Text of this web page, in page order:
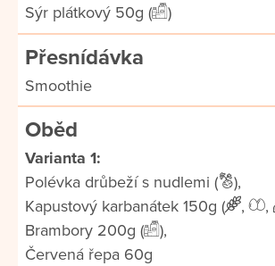
Sýr plátkový 50g (
)
Přesnídávka
Smoothie
Oběd
Varianta 1:
Polévka drůbeží s nudlemi (
),
Kapustový karbanátek 150g (
, ,
Brambory 200g (
),
Červená řepa 60g